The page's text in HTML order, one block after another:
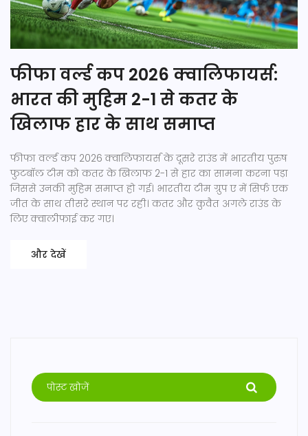
फीफा वर्ल्ड कप 2026 क्वालिफायर्स:
भारत की मुहिम 2-1 से कतर के
खिलाफ हार के साथ समाप्त
फीफा वर्ल्ड कप 2026 क्वालिफायर्स के दूसरे राउंड में भारतीय पुरुष
फुटबॉल टीम को कतर के खिलाफ 2-1 से हार का सामना करना पड़ा
जिससे उनकी मुहिम समाप्त हो गई। भारतीय टीम ग्रुप ए में सिर्फ एक
जीत के साथ तीसरे स्थान पर रही। कतर और कुवैत अगले राउंड के
लिए क्वालीफाई कर गए।
और देखें